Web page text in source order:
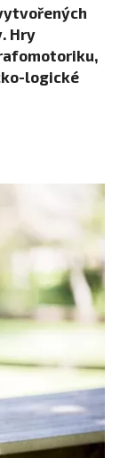
Hry
logické